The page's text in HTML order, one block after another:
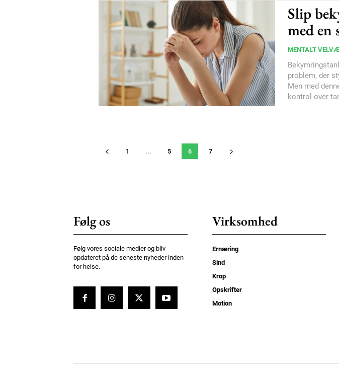
Slip
med en
MENTALT
problem, der
Men med
kontrol over
1 ... 5 6 7
Følg os
Følg vores sociale medier og bliv
opdateret på de seneste nyheder inden
for helse.
Virksomhed
Ernæring
Sind
Krop
Opskrifter
Motion